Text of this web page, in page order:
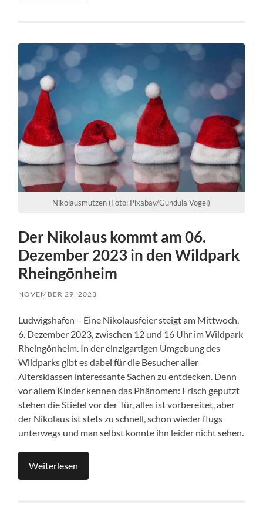
Nikolausmützen (Foto: Pixabay/Gundula Vogel)
Der Nikolaus kommt am 06.
Dezember 2023 in den Wildpark
Rheingönheim
NOVEMBER 29, 2023
Ludwigshafen – Eine Nikolausfeier steigt am Mittwoch,
6. Dezember 2023, zwischen 12 und 16 Uhr im Wildpark
Rheingönheim. In der einzigartigen Umgebung des
Wildparks gibt es dabei für die Besucher aller
Altersklassen interessante Sachen zu entdecken. Denn
vor allem Kinder kennen das Phänomen: Frisch geputzt
stehen die Stiefel vor der Tür, alles ist vorbereitet, aber
der Nikolaus ist stets zu schnell, schon wieder flugs
unterwegs und man selbst konnte ihn leider nicht sehen.
Weiterlesen